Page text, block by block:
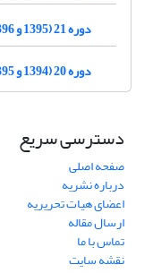
دوره 21 (1395 و 1396)
دوره 20 (1394 و 1395)
دسترسی سریع
صفحه اصلی
درباره نشریه
اعضای هیات تحریریه
ارسال مقاله
تماس با ما
نقشه سایت